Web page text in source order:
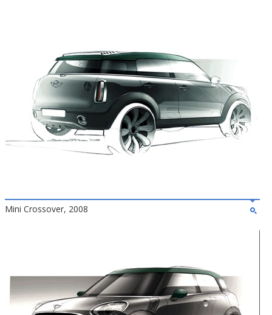
Mini Crossover, 2008